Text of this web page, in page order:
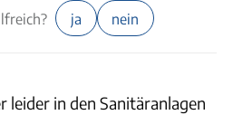
ja nein
leider in den Sanitäranlagen